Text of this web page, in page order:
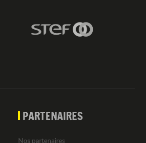
PARTENAIRES
Nos partenaires